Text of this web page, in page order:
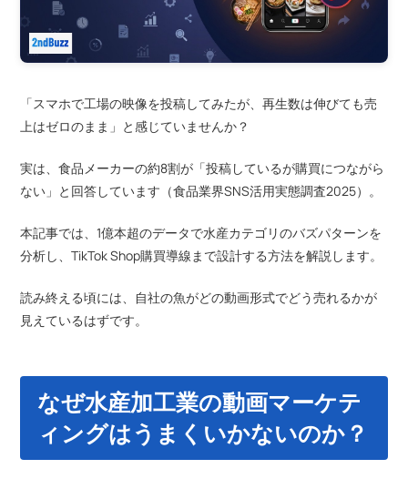
「スマホで工場の映像を投稿してみたが、再生数は伸びても売
上はゼロのまま」と感じていませんか？
実は、食品メーカーの約8割が「投稿しているが購買につながら
ない」と回答しています（食品業界SNS活用実態調査2025）。
本記事では、1億本超のデータで水産カテゴリのバズパターンを
分析し、TikTok Shop購買導線まで設計する方法を解説します。
読み終える頃には、自社の魚がどの動画形式でどう売れるかが
見えているはずです。
なぜ水産加工業の動画マーケテ
ィングはうまくいかないのか？